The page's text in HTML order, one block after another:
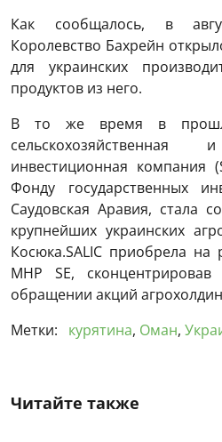
Как сообщалось, в
Королевство Бахрейн
для украинских
продуктов из него.
В то же время в
сельскохозяйственная
инвестиционная компания
Фонду государственных
Саудовская Аравия, стала
крупнейших украинских
Косюка.SALIC приобрела
MHP SE,
обращении акций
Метки:
курятина, Оман,
Читайте также